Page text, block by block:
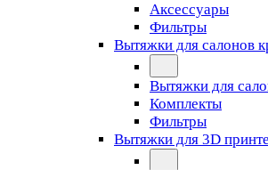
Аксессуары
Фильтры
Вытяжки для салонов
Вытяжки для
Комплекты
Фильтры
Вытяжки для 3D